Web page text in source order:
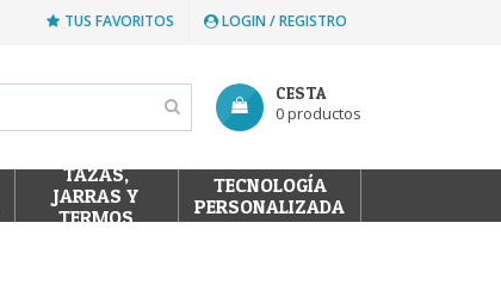
LOGIN / REGISTRO
TUS FAVORITOS
CESTA
0 productos
TAZAS,
JARRAS Y
TERMOS
TECNOLOGÍA
PERSONALIZADA